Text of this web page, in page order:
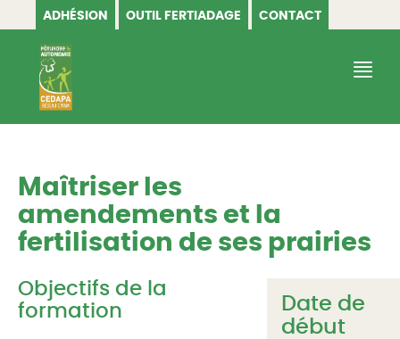
ADHÉSION OUTIL FERTIADAGE CONTACT
CEDAPA
Maîtriser les
amendements et la
fertilisation de ses prairies
Objectifs de la
formation
Date de
début